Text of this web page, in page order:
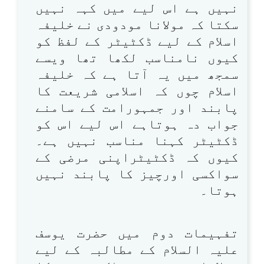
نہیں ہے اس لیے میں کہہ نہیں
سکتا کہ مولانا مودودی نے خلیفہ
اسلام کے لیے ڈکٹیٹر کے لفظ کو
کیوں نامناسب لکھا تھا ویسے
سمجھ میں یہ آتا ہے کہ خلیفہ
اسلام چوں کہ اسلامی شریعت کا
پابند اور جمہورامت کے سامنے
جواب دہ ہوتاہے اس لیے اس کو
ڈکٹیٹر کہنا مناسب نہیں ہے۔
کیوں کہ ڈکٹیٹراپنی مرضی کے
سواکسی اورچیز کا پابند نہیں
ہوتا۔
تفہیمات دوم میں حضرت یوسف
علیہ السلام کے مطالبہ کے لیے